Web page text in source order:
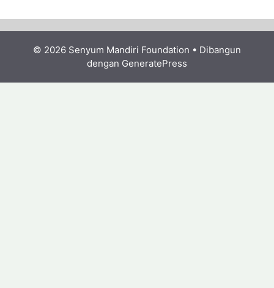
© 2026 Senyum Mandiri Foundation • Dibangun
dengan GeneratePress